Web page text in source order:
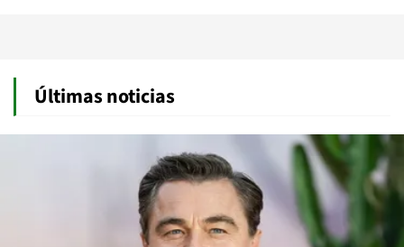
Últimas noticias